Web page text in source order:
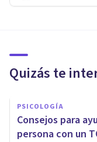
Quizás te
PSICOLOGÍA
Consejos para
persona con un